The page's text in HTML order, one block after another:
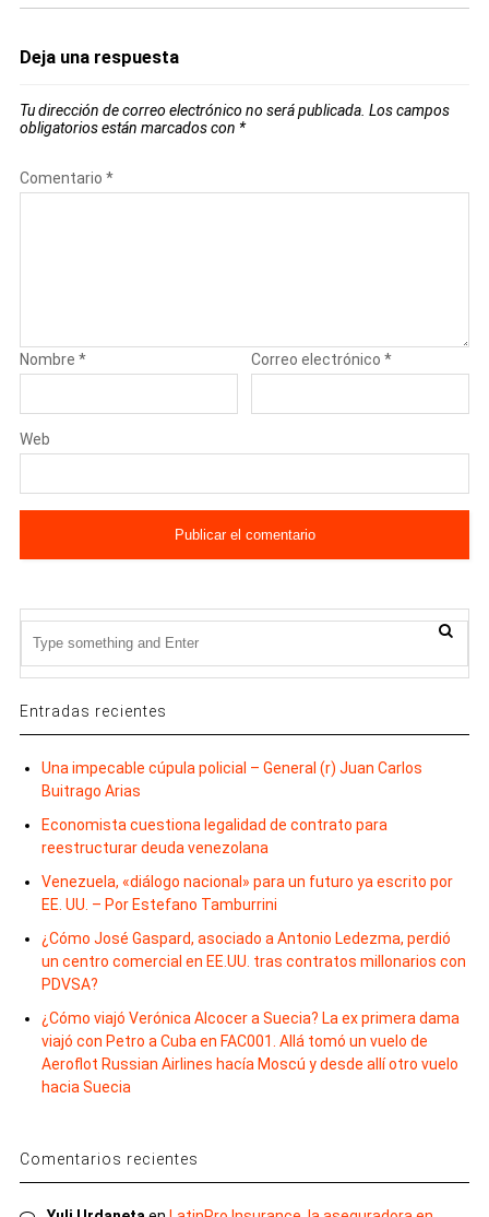
Deja una respuesta
Tu dirección de correo electrónico no será publicada. Los campos
obligatorios están marcados con *
Comentario *
Nombre * Correo electrónico*
Web
Entradas recientes
Una impecable cúpula policial – General (r) Juan Carlos
Buitrago Arias
Economista cuestiona legalidad de contrato para
reestructurar deuda venezolana
Venezuela, «diálogo nacional» para un futuro ya escrito por
EE. UU. – Por Estefano Tamburrini
¿Cómo José Gaspard, asociado a Antonio Ledezma, perdió
un centro comercial en EE.UU. tras contratos millonarios con
PDVSA?
¿Cómo viajó Verónica Alcocer a Suecia? La ex primera dama
viajó con Petro a Cuba en FAC001. Allá tomó un vuelo de
Aeroflot Russian Airlines hacía Moscú y desde allí otro vuelo
hacia Suecia
Comentarios recientes